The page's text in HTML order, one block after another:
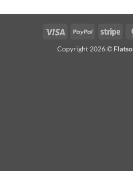
Visa PayPal
Copyright 2026 ©